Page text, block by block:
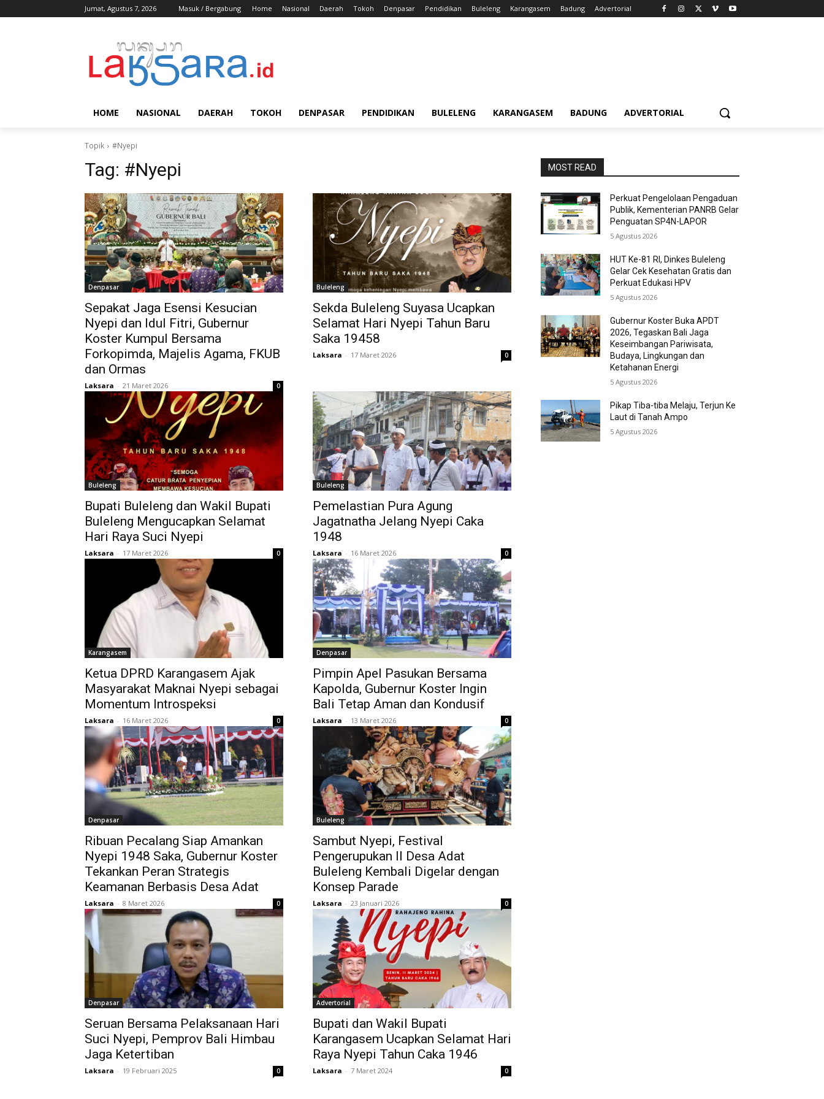
Jumat, Agustus 7, 2026 Masuk / Bergabung Home Nasional Daerah Tokoh Denpasar Pendidikan Buleleng Karangasem Badung Advertorial
HOME NASIONAL DAERAH TOKOH DENPASAR PENDIDIKAN BULELENG KARANGASEM BADUNG ADVERTORIAL
Topik #Nyepi
Tag: #Nyepi
Denpasar
Sepakat Jaga Esensi Kesucian
Nyepi dan Idul Fitri, Gubernur
Koster Kumpul Bersama
Forkopimda, Majelis Agama, FKUB
dan Ormas
Laksara - 21 Maret 2026 0
Buleleng
Sekda Buleleng Suyasa Ucapkan
Selamat Hari Nyepi Tahun Baru
Saka 19458
Laksara - 17 Maret 2026 0
Buleleng
Bupati Buleleng dan Wakil Bupati
Buleleng Mengucapkan Selamat
Hari Raya Suci Nyepi
Laksara - 17 Maret 2026 0
Buleleng
Pemelastian Pura Agung
Jagatnatha Jelang Nyepi Caka
1948
Laksara - 16 Maret 2026 0
Karangasem
Ketua DPRD Karangasem Ajak
Masyarakat Maknai Nyepi sebagai
Momentum Introspeksi
Laksara - 16 Maret 2026 0
Denpasar
Pimpin Apel Pasukan Bersama
Kapolda, Gubernur Koster Ingin
Bali Tetap Aman dan Kondusif
Laksara - 13 Maret 2026 0
Denpasar
Ribuan Pecalang Siap Amankan
Nyepi 1948 Saka, Gubernur Koster
Tekankan Peran Strategis
Keamanan Berbasis Desa Adat
Laksara - 8 Maret 2026 0
Buleleng
Sambut Nyepi, Festival
Pengerupukan II Desa Adat
Buleleng Kembali Digelar dengan
Konsep Parade
Laksara - 23 Januari 2026 0
Denpasar
Seruan Bersama Pelaksanaan Hari
Suci Nyepi, Pemprov Bali Himbau
Jaga Ketertiban
Laksara - 19 Februari 2025 0
Advertorial
Bupati dan Wakil Bupati
Karangasem Ucapkan Selamat Hari
Raya Nyepi Tahun Caka 1946
Laksara - 7 Maret 2024 0
MOST READ
Perkuat Pengelolaan Pengaduan
Publik, Kementerian PANRB Gelar
Penguatan SP4N-LAPOR
5 Agustus 2026
HUT Ke-81 RI, Dinkes Buleleng
Gelar Cek Kesehatan Gratis dan
Perkuat Edukasi HPV
5 Agustus 2026
Gubernur Koster Buka APDT
2026, Tegaskan Bali Jaga
Keseimbangan Pariwisata,
Budaya, Lingkungan dan
Ketahanan Energi
5 Agustus 2026
Pikap Tiba-tiba Melaju, Terjun Ke
Laut di Tanah Ampo
5 Agustus 2026